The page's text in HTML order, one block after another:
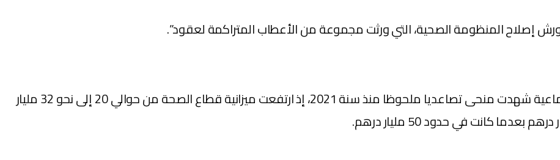
إصلاح المنظومة الصحية، التي ورثت مجموعة من الأعطاب المتراكمة لعقود”.
وسجل الوزير أن الإمكانيات المرصودة للقطاعات الاجتماعية شهدت منحى تصاعديا ملحوظا منذ سنة 2021، إذ ارتفعت ميزانية قطاع الصحة من حوالي 20 إلى نحو 32 مليار